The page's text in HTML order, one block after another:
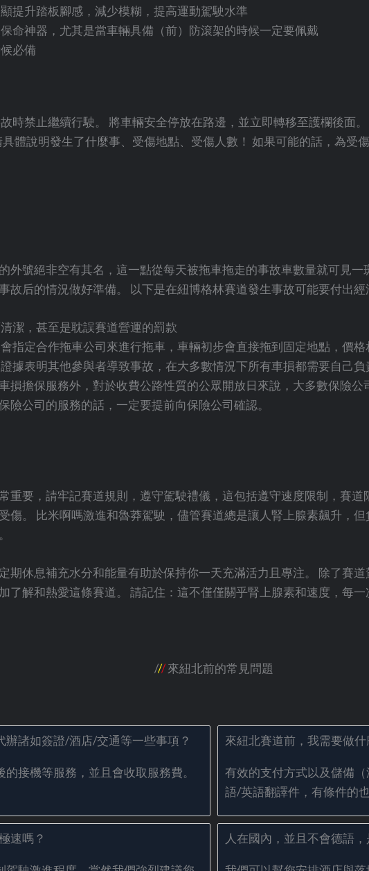
提升踏板腳感，減少模糊，提高運動駕駛水準
命神器，尤其是當車輛具備（前）防滾架的時候一定要佩戴
必備
時禁止繼續行駛。 將車輛安全停放在路邊，並立即轉移至護欄後面
體說明發生了什麼事、受傷地點、受傷人數！ 如果可能的話，為受
外號絕非空有其名，這一點從每天被拖車拖走的事故車數量就可見
故后的情況做好準備。 以下是在紐博格林賽道發生事故可能要付出經
潔，甚至是耽誤賽道營運的罰款
指定合作拖車公司來進行拖車，車輛初步會直接拖到固定地點，價格
據表明其他參與者導致事故，在大多數情況下所有車損都需要自己負
損擔保服務外，對於收費公路性質的公眾開放日來說，大多數保險
公司的服務的話，一定要提前向保險公司確認。
重要，請牢記賽道規則，遵守駕駛禮儀，這包括遵守速度限制，賽
傷。 比米啊嗎激進和魯莽駕駛，儘管賽道總是讓人腎上腺素飆升，
期休息補充水分和能量有助於保持你一天充滿活力且專注。 除了賽
了解和熱愛這條賽道。 請記住：這不僅僅關乎腎上腺素和速度，每
///來紐北前的常見問題
辦諸如簽證/酒店/交通等一些事項？
接機等服務，並且會收取服務費。
來紐北賽道前，我需要做什
有效的支付方式以及儲備
語/英語翻譯件，有條件的
速嗎？ 人在國內，並且不會德語